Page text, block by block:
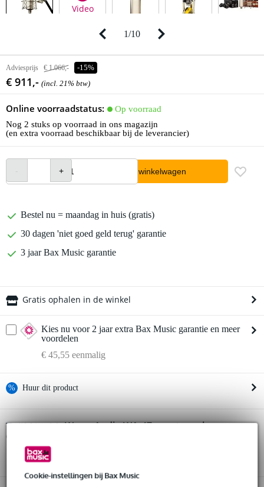
Cookie-instellingen bij Bax Music
Video
1/10
Adviesprijs € 1.066,- -15%
€ 911,- (incl. 21% btw)
Online voorraadstatus:
Op voorraad
Nog 2 stuks op voorraad in ons magazijn
(en extra voorraad beschikbaar bij de leverancier)
In winkelwagen
Bestel nu = maandag in huis (gratis)
30 dagen 'niet goed geld terug' garantie
3 jaar Bax Music garantie
Gratis ophalen in de winkel
Kies nu voor 2 jaar extra Bax Music garantie en meer
voordelen
€ 45,55 eenmalig
% Huur dit product
Huur dit product al vanaf 65 euro per maand
€ 2.500,-
Gratis
De mogelijkheid om je product(en) met korting te kopen
Twijfel je of deWarm Audio WA-47 grootmembraan
condensatormicrofoon